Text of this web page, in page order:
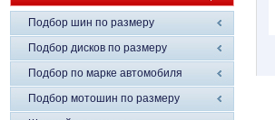
Подбор шин по размеру
Подбор дисков по размеру
Подбор по марке автомобиля
Подбор мотошин по размеру